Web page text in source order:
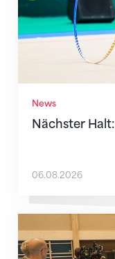
News
Nächster
06.08.2026
Mit klaren Zielen